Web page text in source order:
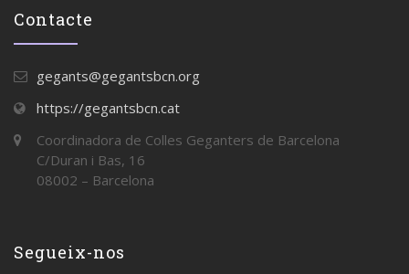
Contacte
gegants@gegantsbcn.org
https://gegantsbcn.cat
Coordinadora de Colles Geganters de Barcelona
C/Duran i Bas, 16
08002 – Barcelona
Segueix-nos